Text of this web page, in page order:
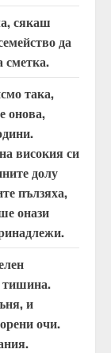
сякаш
да
сметка.
така,
онова,
високия си
долу
пълзяха,
онази
тишина.
и
очи.